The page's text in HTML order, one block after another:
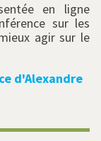
en ligne
sur les
agir sur le
d'Alexandre